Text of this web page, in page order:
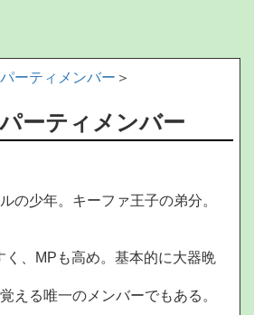
パーティメンバー ＞
ーティメンバー
の少年。キーファ王子の弟分。
、MPも高め。基本的に大器晩
える唯一のメンバーでもある。